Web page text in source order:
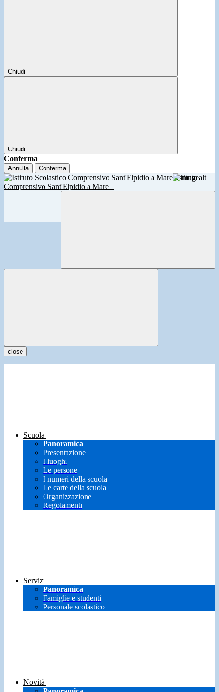
Chiudi
Chiudi
Conferma
Annulla Conferma
Istituto
Comprensivo Sant'Elpidio a Mare
close
Scuola
Panoramica
Presentazione
I luoghi
Le persone
I numeri della scuola
Le carte della scuola
Organizzazione
Regolamenti
Servizi
Panoramica
Famiglie e studenti
Personale scolastico
Novità